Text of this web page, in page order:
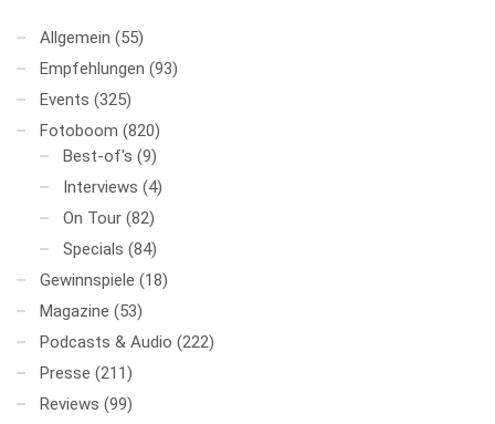
Allgemein (55)
Empfehlungen (93)
Events (325)
Fotoboom (820)
Best-of's (9)
Interviews (4)
On Tour (82)
Specials (84)
Gewinnspiele (18)
Magazine (53)
Podcasts & Audio (222)
Presse (211)
Reviews (99)